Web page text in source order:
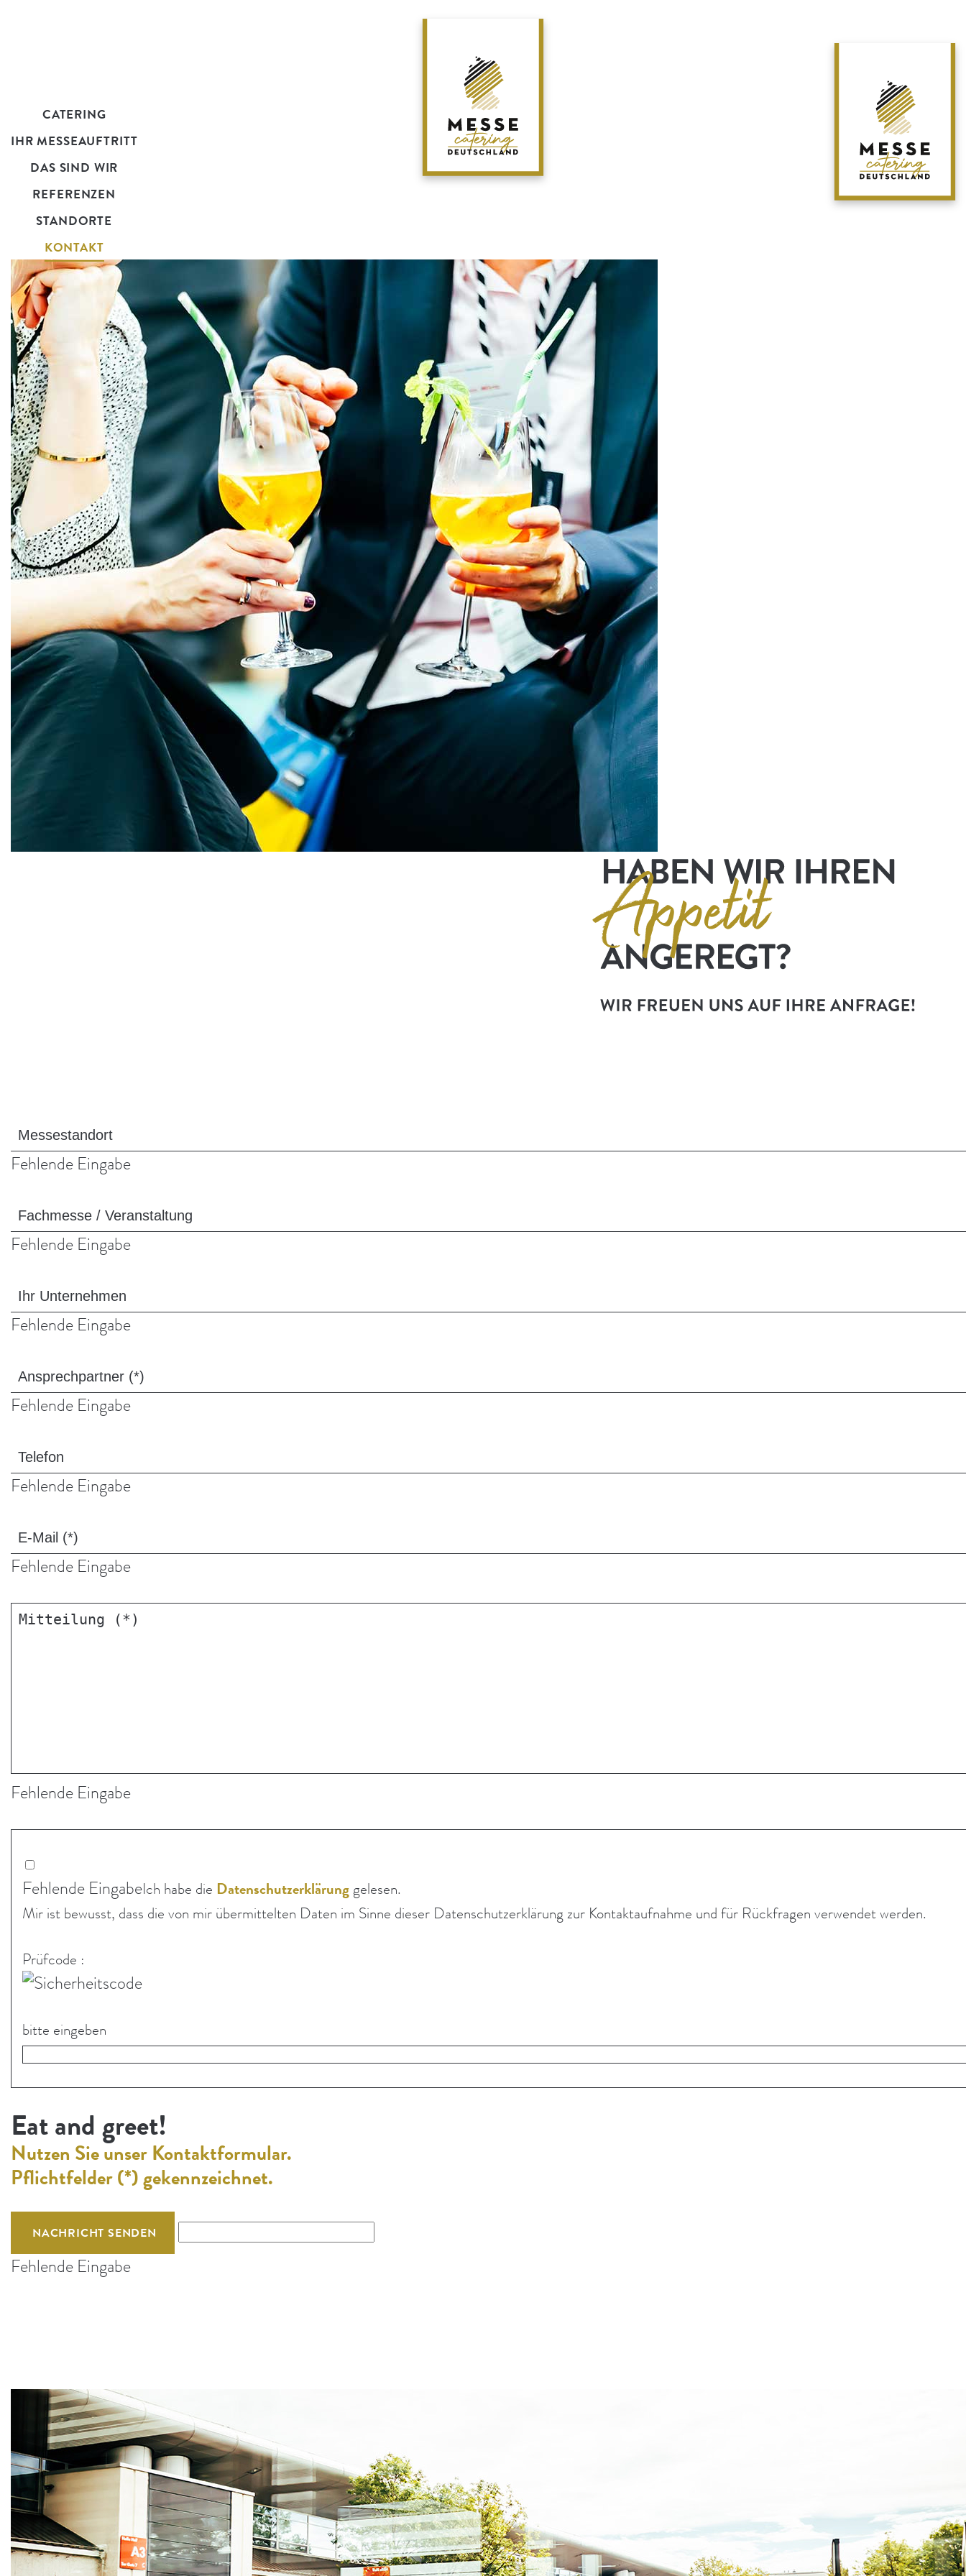
CATERING
IHR MESSEAUFTRITT
DAS SIND WIR
REFERENZEN
STANDORTE
KONTAKT
Messestandort
Fehlende Eingabe
Fachmesse
/
Veranstaltung
Fehlende Eingabe
Ihr
Unternehmen
Fehlende Eingabe
Ansprechpartner
(*)
Fehlende Eingabe
Telefon
Fehlende Eingabe
E-
Mail
Fehlende Eingabe
Mitteilung
Fehlende Eingabe
Fehlende EingabeIch habe die Datenschutzerklärunggelesen.
Mir ist bewusst, dass die von mir übermit­telten Daten im Sinne dieser Daten­schutzerklärung zur Kontakt­aufnahme und für Rückfragen verwendet werden.
Prüfcode :
bitte eingeben
Eat and greet!
Nutzen Sie unser Kontaktformular.
Pflichtfelder (*) gekennzeichnet.
Fehlende Eingabe